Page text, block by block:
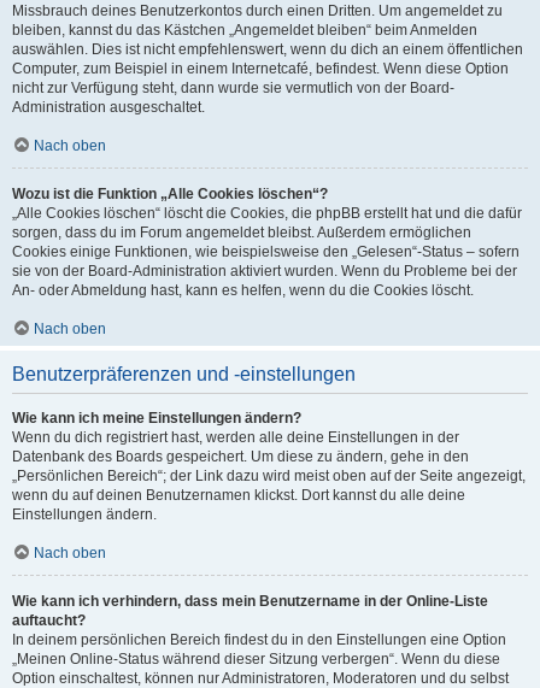
Missbrauch deines Benutzerkontos durch einen Dritten. Um angemeldet zu
bleiben, kannst du das Kästchen „Angemeldet bleiben“ beim Anmelden
auswählen. Dies ist nicht empfehlenswert, wenn du dich an einem öffentlichen
Computer, zum Beispiel in einem Internetcafé, befindest. Wenn diese Option
nicht zur Verfügung steht, dann wurde sie vermutlich von der Board-
Administration ausgeschaltet.
Nach oben
Wozu ist die Funktion „Alle Cookies löschen“?
„Alle Cookies löschen“ löscht die Cookies, die phpBB erstellt hat und die dafür
sorgen, dass du im Forum angemeldet bleibst. Außerdem ermöglichen
Cookies einige Funktionen, wie beispielsweise den „Gelesen“-Status – sofern
sie von der Board-Administration aktiviert wurden. Wenn du Probleme bei der
An- oder Abmeldung hast, kann es helfen, wenn du die Cookies löscht.
Nach oben
Benutzerpräferenzen und -einstellungen
Wie kann ich meine Einstellungen ändern?
Wenn du dich registriert hast, werden alle deine Einstellungen in der
Datenbank des Boards gespeichert. Um diese zu ändern, gehe in den
„Persönlichen Bereich“; der Link dazu wird meist oben auf der Seite angezeigt,
wenn du auf deinen Benutzernamen klickst. Dort kannst du alle deine
Einstellungen ändern.
Nach oben
Wie kann ich verhindern, dass mein Benutzername in der Online-Liste
auftaucht?
In deinem persönlichen Bereich findest du in den Einstellungen eine Option
„Meinen Online-Status während dieser Sitzung verbergen“. Wenn du diese
Option einschaltest, können nur Administratoren, Moderatoren und du selbst